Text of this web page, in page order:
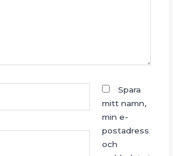
Spara
mitt namn,
min e-
postadress
och